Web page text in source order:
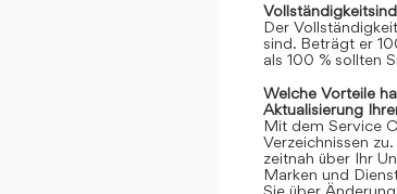
Der
sind. Beträgt er
als 100 % sollten
Welche Vorteile
Aktualisierung
Mit dem Service
Verzeichnissen
zeitnah über Ihr
Marken und
Sie über